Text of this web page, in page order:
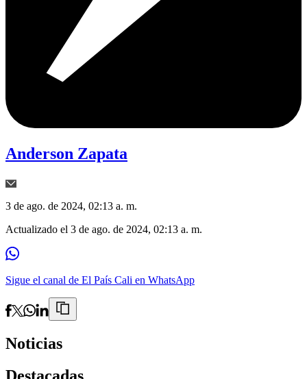
Anderson Zapata
3 de ago. de 2024, 02:13 a. m.
Actualizado el 3 de ago. de 2024, 02:13 a. m.
Sigue el canal de El País Cali en WhatsApp
Noticias